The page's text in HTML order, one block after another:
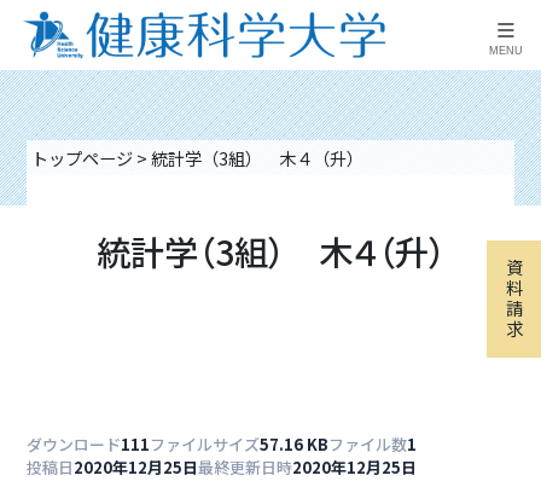
≡
MENU
資
料
請
求
トップページ>統計学（3組） 木４（升）
統計学（3組） 木４（升）
ダウンロード111ファイルサイズ57.16 KBファイル数1
投稿日2020年12月25日最終更新日時2020年12月25日